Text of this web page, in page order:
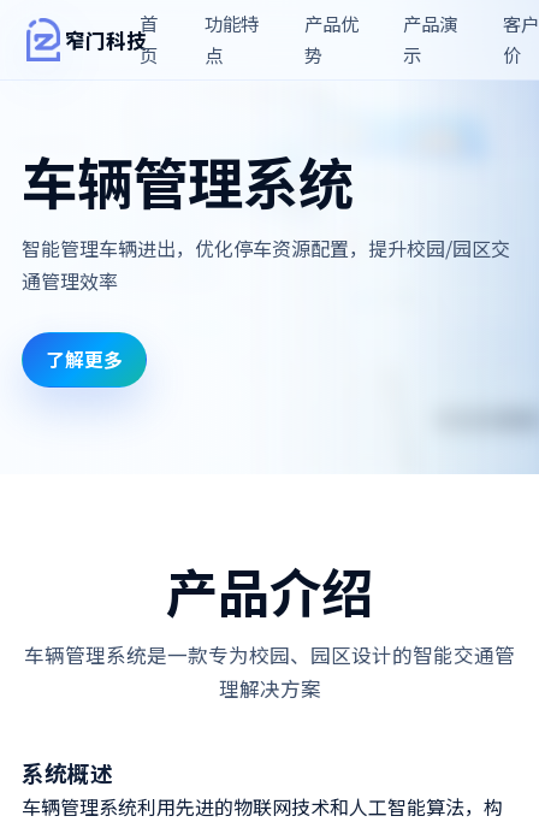
窄门科技
首
页
功能特
点
产品优
势
产品演
示
客
价
车辆管理系统
智能管理车辆进出，优化停车资源配置，提升校园/园区交
通管理效率
了解更多
产品介绍
车辆管理系统是一款专为校园、园区设计的智能交通管
理解决方案
系统概述
车辆管理系统利用先进的物联网技术和人工智能算法，构